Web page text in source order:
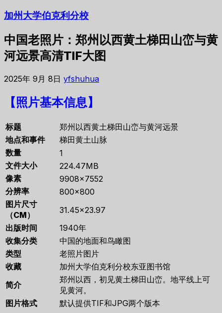
加州大学伯克利分校
中国老照片：郑州以西黄土梯田山峦与黄
河远景高清TIF大图
2025年 9月 8日 yfshuhua
【照片基本信息】
标题
郑州以西黄土梯田山峦与黄河远景
地点和事件
梯田黄土山脉
数量
1
文件大小
224.47MB
像素
9908×7552
分辨率
800×800
图片尺寸
（CM）
31.45×23.97
出版时间
1940年
收集分类
中国的地面和鸟瞰图
类型
老照片图片
收藏
加州大学伯克利分校东亚图书馆
简介
郑州以西，初见黄土梯田山峦。地平线上可
见黄河。
图片格式
默认提供TIF和JPG两个版本